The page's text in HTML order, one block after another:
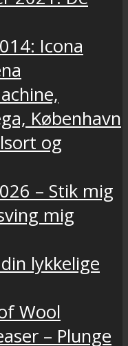
Icona
København
og
– Stik mig
mig
lykkelige
Wool
– Plunge